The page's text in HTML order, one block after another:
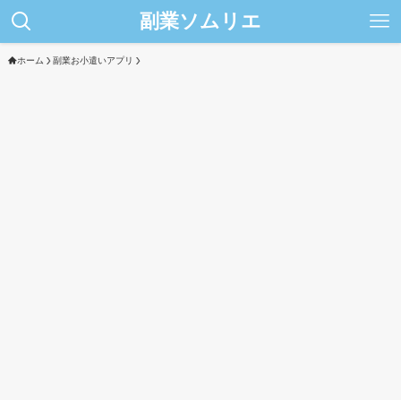
副業ソムリエ
ホーム 副業お小遣いアプリ